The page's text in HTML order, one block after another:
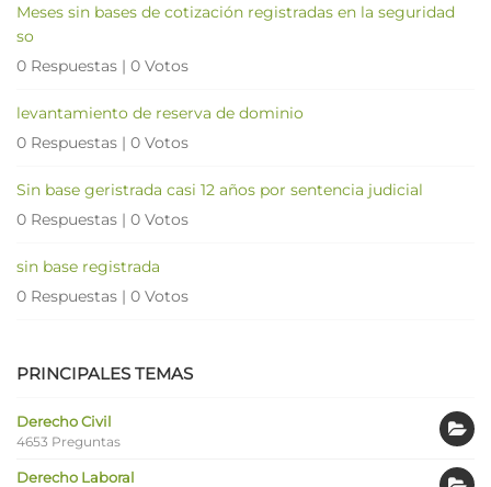
Meses sin bases de cotización registradas en la seguridad
so
0 Respuestas | 0 Votos
levantamiento de reserva de dominio
0 Respuestas | 0 Votos
Sin base geristrada casi 12 años por sentencia judicial
0 Respuestas | 0 Votos
sin base registrada
0 Respuestas | 0 Votos
PRINCIPALES TEMAS
Derecho Civil
4653 Preguntas
Derecho Laboral